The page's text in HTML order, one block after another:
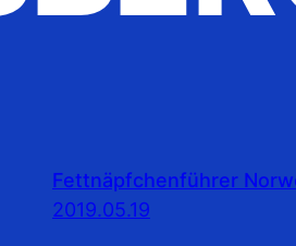
Fettnäpfchenführer
2019.05.19